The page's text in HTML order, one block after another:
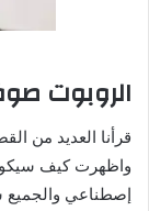
الروبوت
قرأنا العديد من
واظهرت كيف
إصطناعي والجميع